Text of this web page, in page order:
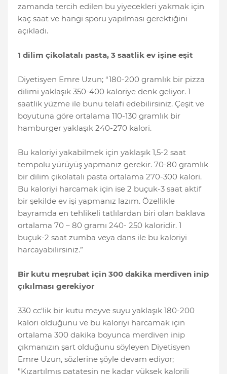
zamanda tercih edilen bu yiyecekleri yakmak için
kaç saat ve hangi sporu yapılması gerektiğini
açıkladı.
1 dilim çikolatalı pasta, 3 saatlik ev işine eşit
Diyetisyen Emre Uzun; “180-200 gramlık bir pizza
dilimi yaklaşık 350-400 kaloriye denk geliyor. 1
saatlik yüzme ile bunu telafi edebilirsiniz. Çeşit ve
boyutuna göre ortalama 110-130 gramlık bir
hamburger yaklaşık 240-270 kalori.
Bu kaloriyi yakabilmek için yaklaşık 1,5-2 saat
tempolu yürüyüş yapmanız gerekir. 70-80 gramlık
bir dilim çikolatalı pasta ortalama 270-300 kalori.
Bu kaloriyi harcamak için ise 2 buçuk-3 saat aktif
bir şekilde ev işi yapmanız lazım. Özellikle
bayramda en tehlikeli tatlılardan biri olan baklava
ortalama 70 – 80 gramı 240- 250 kaloridir. 1
buçuk-2 saat zumba veya dans ile bu kaloriyi
harcayabilirsiniz.”
Bir kutu meşrubat için 300 dakika merdiven inip
çıkılması gerekiyor
330 cc‘lik bir kutu meyve suyu yaklaşık 180-200
kalori olduğunu ve bu kaloriyi harcamak için
ortalama 300 dakika boyunca merdiven inip
çıkmanızın şart olduğunu söyleyen Diyetisyen
Emre Uzun, sözlerine şöyle devam ediyor;
”Kızartılmış patatesin ne kadar yüksek kalorili